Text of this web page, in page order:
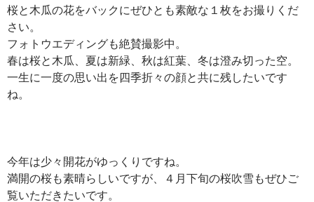
桜と木瓜の花をバックにぜひとも素敵な１枚をお撮りくだ
さい。
フォトウエディングも絶賛撮影中。
春は桜と木瓜、夏は新緑、秋は紅葉、冬は澄み切った空。
一生に一度の思い出を四季折々の顔と共に残したいです
ね。
今年は少々開花がゆっくりですね。
満開の桜も素晴らしいですが、４月下旬の桜吹雪もぜひご
覧いただきたいです。